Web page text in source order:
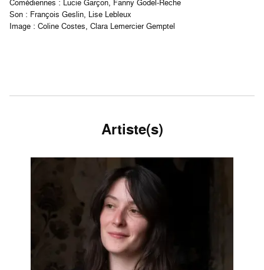
Comédiennes : Lucie Garçon, Fanny Godel-Reche
Son : François Geslin, Lise Lebleux
Image : Coline Costes, Clara Lemercier Gemptel
Artiste(s)